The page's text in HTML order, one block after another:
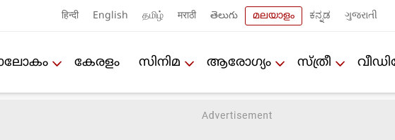
हिन्दी English தமிழ் मराठी తెలుగు മലയാളം ಕನ್ನಡ ગુજરાતી
കേരളം സിനിമ ആരോഗ്യം സ്ത്രീ